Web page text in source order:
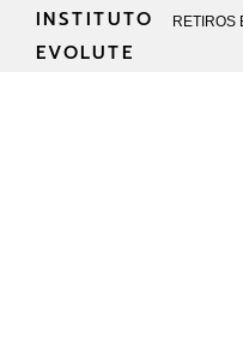
RETIROS
INSTITUTO
EVOLUTE